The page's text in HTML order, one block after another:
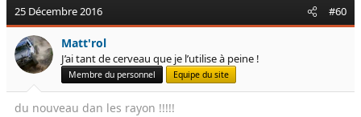
25 Décembre 2016 #60
Matt'rol
J’ai tant de cerveau que je l’utilise à peine !
Membre du personnel Equipe du site
du nouveau dan les rayon !!!!!